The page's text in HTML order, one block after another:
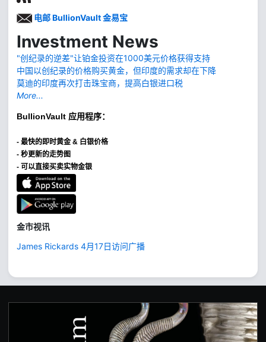
电邮 BullionVault 金易宝
Investment News
"创纪录的逆差"让铂金投资在1000美元价格获得支持
中国以创纪录的价格购买黄金，但印度的需求却在下降
莫迪的印度再次打击珠宝商，提高白银进口税
More...
BullionVault 应用程序：
- 最快的即时黄金 & 白银价格
- 秒更新的走势图
- 可以直接买卖实物金银
金市视讯
James Rickards 4月17日访问广播